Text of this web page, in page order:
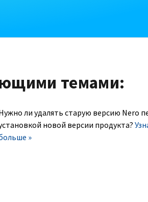
темами:
ли удалять старую версию Nero
новой версии продукта?
»